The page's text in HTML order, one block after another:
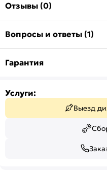
Отзывы (0)
Вопросы и ответы (1)
Гарантия
Услуги:
Выезд